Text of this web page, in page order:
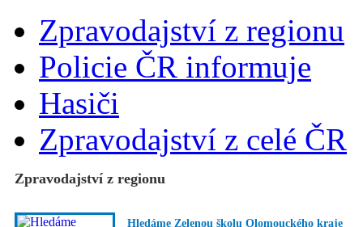
Zpravodajství z regionu
Policie ČR informuje
Hasiči
Zpravodajství z celé ČR
Zpravodajství z regionu
Hledáme Zelenou školu Olomouckého kraje